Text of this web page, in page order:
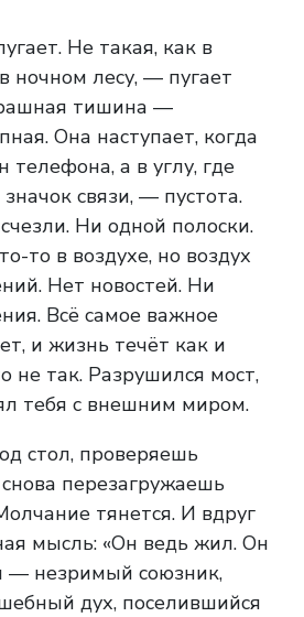
Не такая, как в
ночном лесу, — пугает
тишина —
Она наступает, когда
телефона, а в углу, где
связи, — пустота.
Ни одной полоски.
то в воздухе, но воздух
Нет новостей. Ни
Всё самое важное
и жизнь течёт как и
не так. Разрушился мост,
тебя с внешним миром.
стол, проверяешь
перезагружаешь
тянется. И вдруг
мысль: «Он ведь жил. Он
— незримый союзник,
дух, поселившийся